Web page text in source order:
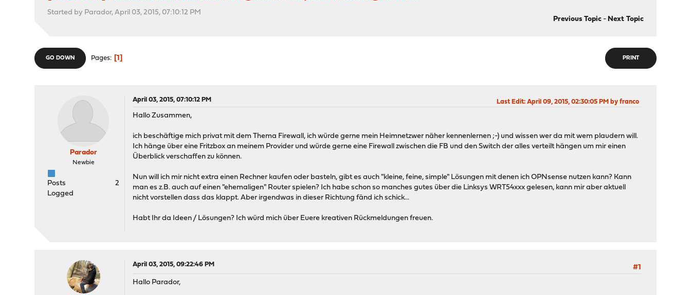
Started by Parador, April 03, 2015, 07:10:12 PM
Previous Topic- Next Topic
PRINT
GO DOWN Pages 1
Parador
Newbie
Posts
2
Logged
April 03, 2015, 07:10:12 PM Last Edit: April 09, 2015, 02:30:05 PM by franco
Hallo Zusammen,
ich beschäftige mich privat mit dem Thema Firewall, ich würde gerne mein Heimnetzwer näher kennenlernen ;-) und wissen wer da mit wem plaudern will.
Ich hänge über eine Fritzbox an meinem Provider und würde gerne eine Firewall zwischen die FB und den Switch der alles verteilt hängen um mir einen
Überblick verschaffen zu können.
Nun will ich mir nicht extra einen Rechner kaufen oder basteln, gibt es auch "kleine, feine, simple" Lösungen mit denen ich OPNsense nutzen kann? Kann
man es z.B. auch auf einen "ehemaligen" Router spielen? Ich habe schon so manches gutes über die Linksys WRT54xxx gelesen, kann mir aber aktuell
nicht vorstellen dass das klappt. Aber irgendwas in dieser Richtung fänd ich schick...
Habt Ihr da Ideen / Lösungen? Ich würd mich über Euere kreativen Rückmeldungen freuen.
April 03, 2015, 09:22:46 PM
#1
Hallo Parador,